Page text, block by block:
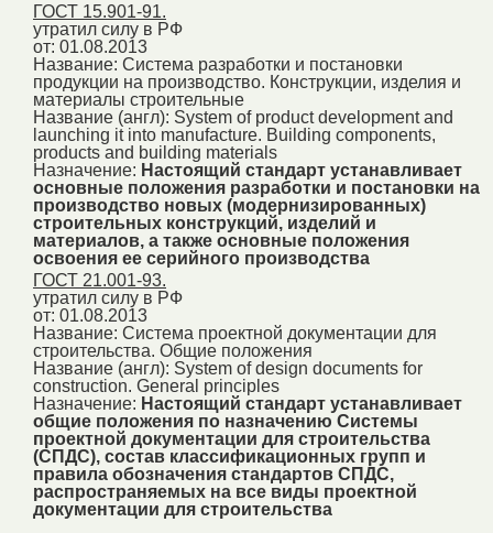
ГОСТ 15.901-91.
утратил силу в РФ
от: 01.08.2013
Название: Система разработки и постановки
продукции на производство. Конструкции, изделия и
материалы строительные
Название (англ): System of product development and
launching it into manufacture. Building components,
products and building materials
Назначение: Настоящий стандарт устанавливает
основные положения разработки и постановки на
производство новых (модернизированных)
строительных конструкций, изделий и
материалов, а также основные положения
освоения ее серийного производства
ГОСТ 21.001-93.
утратил силу в РФ
от: 01.08.2013
Название: Система проектной документации для
строительства. Общие положения
Название (англ): System of design documents for
construction. General principles
Назначение: Настоящий стандарт устанавливает
общие положения по назначению Системы
проектной документации для строительства
(СПДС), состав классификационных групп и
правила обозначения стандартов СПДС,
распространяемых на все виды проектной
документации для строительства